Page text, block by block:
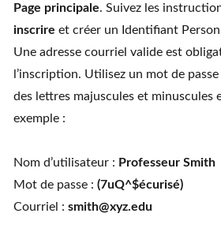
Page principale. Suivez les
inscrire et créer un Identifiant
Une adresse courriel valide est
l’inscription. Utilisez un mot de
des lettres majuscules et minuscules
exemple :
Nom d’utilisateur : Professeur Smith
Mot de passe : (7uQ^$écurisé)
Courriel : smith@xyz.edu